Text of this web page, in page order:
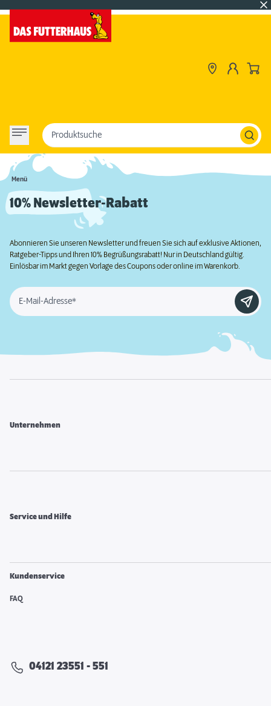
Menü
Produktsuche
10% Newsletter-Rabatt
Abonnieren Sie unseren Newsletter und freuen Sie sich auf exklusive Aktionen,
Ratgeber-Tipps und Ihren 10% Begrüßungsrabatt! Nur in Deutschland gültig.
Einlösbar im Markt gegen Vorlage des Coupons oder online im Warenkorb.
E-Mail-Adresse*
Unternehmen
Service und Hilfe
Kundenservice
FAQ
04121 23551 - 551